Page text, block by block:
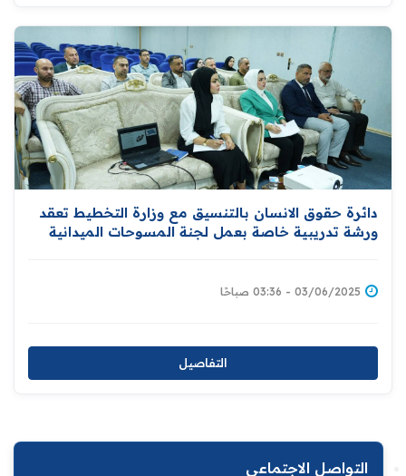
دائرة حقوق الانسان بالتنسيق مع وزارة التخطيط تعقد
ورشة تدريبية خاصة بعمل لجنة المسوحات الميدانية
03/06/2025 - 03:36 صباحًا
التفاصيل
التواصل الاجتماعي